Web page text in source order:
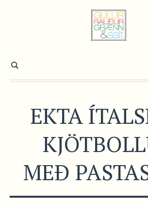
EKTA
MEÐ